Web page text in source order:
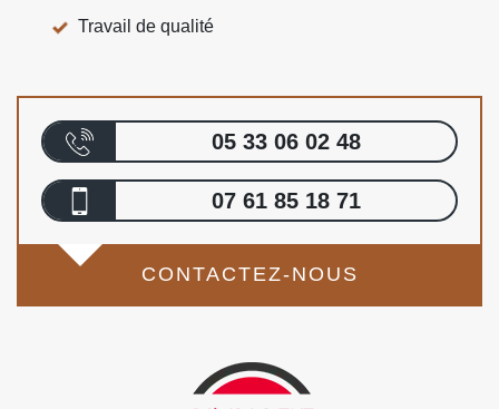
Travail de qualité
05 33 06 02 48
07 61 85 18 71
CONTACTEZ-NOUS